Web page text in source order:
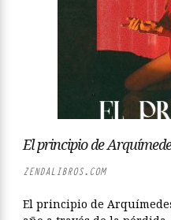
El principio de
ZENDALIBROS.COM
El principio de